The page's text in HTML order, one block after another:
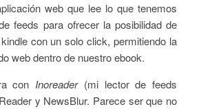
web que lee lo que tenemos
feeds para ofrecer la posibilidad de
con un solo click, permitiendo la
web dentro de nuestro ebook.
con Inoreader(mi lector de feeds
y NewsBlur. Parece ser que no